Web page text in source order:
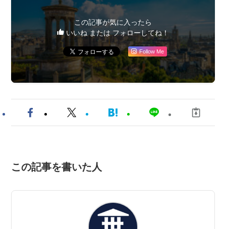
この記事が気に入ったら
いいね または フォローしてね！
Follow Me
この記事を書いた人